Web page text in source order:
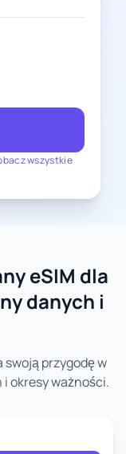
wszystkie
eSIM dla
danych i
swoją przygodę w
okresy ważności.